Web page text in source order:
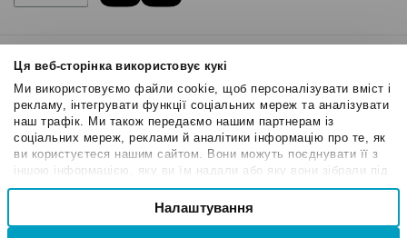
Ця веб-сторінка використовує кукі
Ми використовуємо файли cookie, щоб персоналізувати вміст і
рекламу, інтегрувати функції соціальних мереж та аналізувати
наш трафік. Ми також передаємо нашим партнерам із
соціальних мереж, реклами й аналітики інформацію про те, як
ви користуєтеся нашим сайтом. Вони можуть поєднувати її з
іншою інформацією, яку ви їм надали або яку вони зібрали під
час вашого користування їхніми службами.
Вибір
Налаштування
Правила користування
Політика Cookies
Безпека SendPulse
Політика конфіденційності
© 2015 - 2026. ТОВ «СендПульс». Всі права захищені